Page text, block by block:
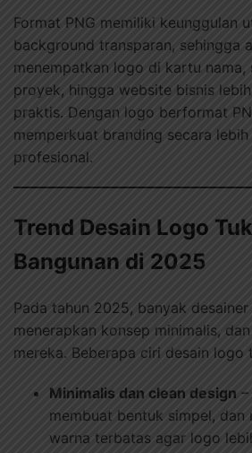
Format PNG memiliki keunggulan
background transparan, sehingga
menempatkan logo di kartu nama,
proyek, hingga website bisnis
praktis. Dengan logo berformat
memperkuat branding secara
profesional.
Trend Desain Logo
Bangunan di 2025
Pada tahun 2025, banyak
menerapkan konsep minimalis,
mereka. Beberapa ciri desain logo
Minimalis dan clean design
membuat bentuk simpel, dan
warna terbatas agar logo